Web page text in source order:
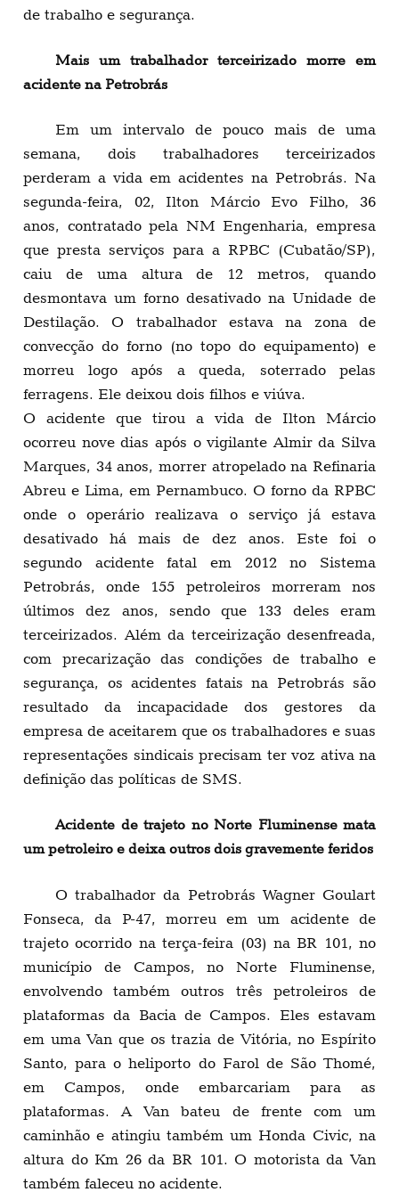
de trabalho e segurança.
Mais um trabalhador terceirizado morre em
acidente na Petrobrás
Em um intervalo de pouco mais de uma
semana, dois trabalhadores terceirizados
perderam a vida em acidentes na Petrobrás. Na
segunda-feira, 02, Ilton Márcio Evo Filho, 36
anos, contratado pela NM Engenharia, empresa
que presta serviços para a RPBC (Cubatão/SP),
caiu de uma altura de 12 metros, quando
desmontava um forno desativado na Unidade de
Destilação. O trabalhador estava na zona de
convecção do forno (no topo do equipamento) e
morreu logo após a queda, soterrado pelas
ferragens. Ele deixou dois filhos e viúva.
O acidente que tirou a vida de Ilton Márcio
ocorreu nove dias após o vigilante Almir da Silva
Marques, 34 anos, morrer atropelado na Refinaria
Abreu e Lima, em Pernambuco. O forno da RPBC
onde o operário realizava o serviço já estava
desativado há mais de dez anos. Este foi o
segundo acidente fatal em 2012 no Sistema
Petrobrás, onde 155 petroleiros morreram nos
últimos dez anos, sendo que 133 deles eram
terceirizados. Além da terceirização desenfreada,
com precarização das condições de trabalho e
segurança, os acidentes fatais na Petrobrás são
resultado da incapacidade dos gestores da
empresa de aceitarem que os trabalhadores e suas
representações sindicais precisam ter voz ativa na
definição das políticas de SMS.
Acidente de trajeto no Norte Fluminense mata
um petroleiro e deixa outros dois gravemente feridos
O trabalhador da Petrobrás Wagner Goulart
Fonseca, da P-47, morreu em um acidente de
trajeto ocorrido na terça-feira (03) na BR 101, no
município de Campos, no Norte Fluminense,
envolvendo também outros três petroleiros de
plataformas da Bacia de Campos. Eles estavam
em uma Van que os trazia de Vitória, no Espírito
Santo, para o heliporto do Farol de São Thomé,
em Campos, onde embarcariam para as
plataformas. A Van bateu de frente com um
caminhão e atingiu também um Honda Civic, na
altura do Km 26 da BR 101. O motorista da Van
também faleceu no acidente.